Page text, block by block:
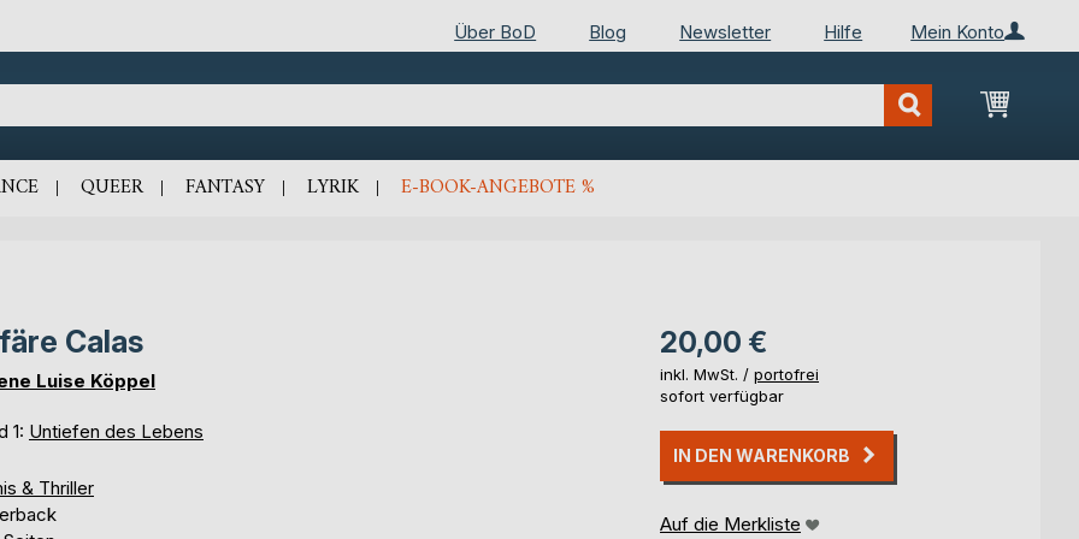
Mein Konto
Über BoD Blog Newsletter Hilfe
Mein
QUEER FANTASY LYRIK E-BOOK-ANGEBOTE %
Calas
Luise Köppel
1: Untiefen des Lebens
& Thriller
20,00 €
inkl. MwSt. / portofrei
sofort verfügbar
IN DEN WARENKORB
Auf die Merkliste